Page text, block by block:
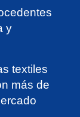
y
textiles
más de